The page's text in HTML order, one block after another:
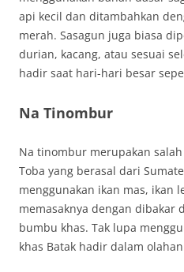
api kecil dan ditambahkan
merah. Sasagun juga biasa
durian, kacang, atau sesuai
hadir saat hari-hari besar
Na Tinombur
Na tinombur merupakan
Toba yang berasal dari
menggunakan ikan mas, ikan
memasaknya dengan dibakar
bumbu khas. Tak lupa
khas Batak hadir dalam